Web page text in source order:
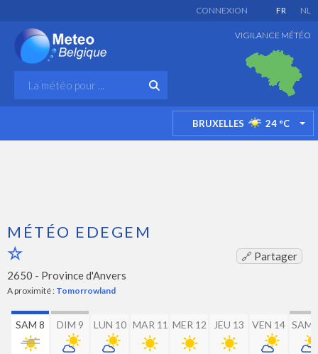
FR NL
CONNEXION
VIGILANCE MÉTÉO
BRUXELLES 24 °C
MÉTÉO EDEGEM
🔗 Partager
2650 - Province d'Anvers
A proximité : Tomorrowland
SAM 8 DIM 9 LUN 10 MAR 11 MER 12 JEU 13 VEN 14 SAM